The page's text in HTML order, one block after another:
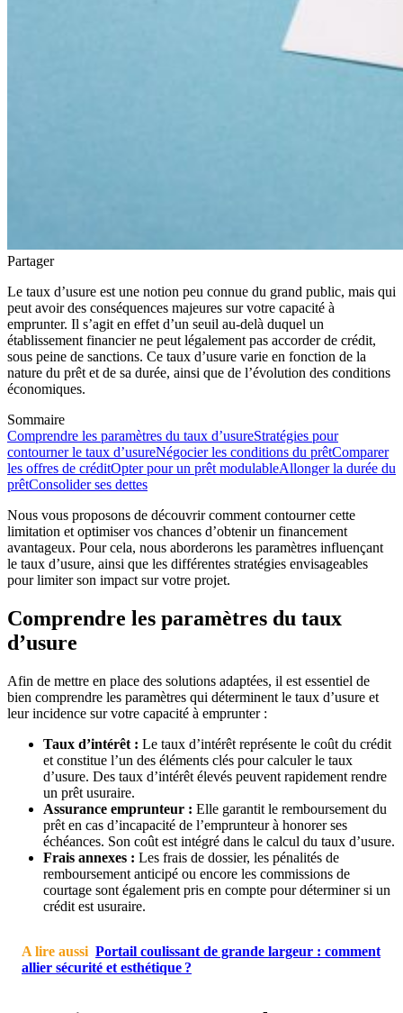
Partager
Le taux d’usure est une notion peu connue du grand public, mais qui
peut avoir des conséquences majeures sur votre capacité à
emprunter. Il s’agit en effet d’un seuil au-delà duquel un
établissement financier ne peut légalement pas accorder de crédit,
sous peine de sanctions. Ce taux d’usure varie en fonction de la
nature du prêt et de sa durée, ainsi que de l’évolution des conditions
économiques.
Sommaire
Comprendre les paramètres du taux d’usureStratégies pour
contourner le taux d’usureNégocier les conditions du prêtComparer
les offres de créditOpter pour un prêt modulableAllonger la durée du
prêtConsolider ses dettes
Nous vous proposons de découvrir comment contourner cette
limitation et optimiser vos chances d’obtenir un financement
avantageux. Pour cela, nous aborderons les paramètres influençant
le taux d’usure, ainsi que les différentes stratégies envisageables
pour limiter son impact sur votre projet.
Comprendre les paramètres du taux
d’usure
Afin de mettre en place des solutions adaptées, il est essentiel de
bien comprendre les paramètres qui déterminent le taux d’usure et
leur incidence sur votre capacité à emprunter :
Taux d’intérêt : Le taux d’intérêt représente le coût du crédit
et constitue l’un des éléments clés pour calculer le taux
d’usure. Des taux d’intérêt élevés peuvent rapidement rendre
un prêt usuraire.
Assurance emprunteur : Elle garantit le remboursement du
prêt en cas d’incapacité de l’emprunteur à honorer ses
échéances. Son coût est intégré dans le calcul du taux d’usure.
Frais annexes : Les frais de dossier, les pénalités de
remboursement anticipé ou encore les commissions de
courtage sont également pris en compte pour déterminer si un
crédit est usuraire.
A lire aussi Portail coulissant de grande largeur : comment
allier sécurité et esthétique ?